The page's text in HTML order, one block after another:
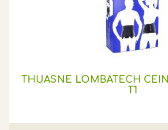
THUASNE LOMBATECH
T1